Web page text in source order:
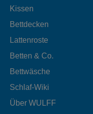
Kissen
Bettdecken
Lattenroste
Betten & Co.
Bettwäsche
Schlaf-Wiki
Über WULFF